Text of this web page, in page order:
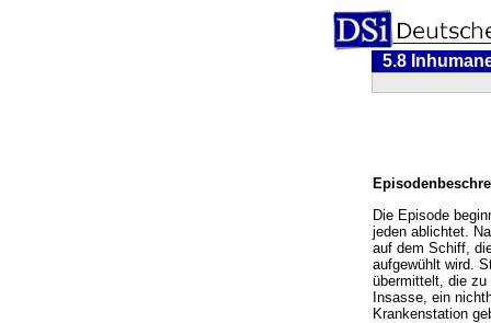
5.8
Die Episode
jeden ablichtet.
auf dem Schiff,
aufgewühlt wird.
übermittelt, die
Insasse, ein
Krankenstation